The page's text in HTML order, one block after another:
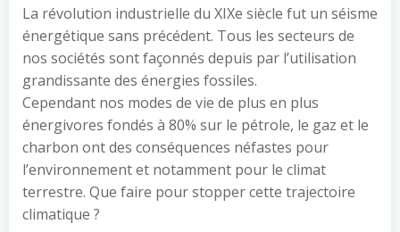
La révolution industrielle du XIXe siècle fut un séisme
énergétique sans précédent. Tous les secteurs de
nos sociétés sont façonnés depuis par l’utilisation
grandissante des énergies fossiles.
Cependant nos modes de vie de plus en plus
énergivores fondés à 80% sur le pétrole, le gaz et le
charbon ont des conséquences néfastes pour
l’environnement et notamment pour le climat
terrestre. Que faire pour stopper cette trajectoire
climatique ?